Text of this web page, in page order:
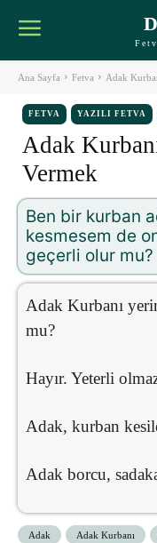
Ana Sayfa Fetva Adak
FETVA YAZILI FETVA
Adak
Vermek
Ben bir kurban
kesmesem de
geçerli olur mu?
Adak Kurbanı
mu?
Hayır. Yeterli
Adak, kurban
Adak borcu,
Adak Adak Kurbanı